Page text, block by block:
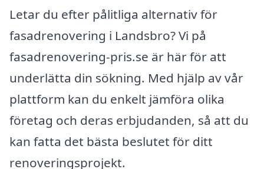
Letar du efter pålitliga alternativ för
fasadrenovering i Landsbro? Vi på
fasadrenovering-pris.se är här för att
underlätta din sökning. Med hjälp av vår
plattform kan du enkelt jämföra olika
företag och deras erbjudanden, så att du
kan fatta det bästa beslutet för ditt
renoveringsprojekt.